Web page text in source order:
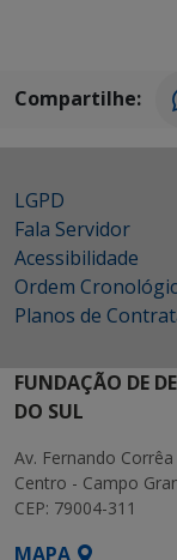
Compartilhe:
LGPD
Fala Servidor
Acessibilidade
Ordem
Planos de
FUNDAÇÃO DE
DO SUL
Av. Fernando
Centro - Campo
CEP: 79004-311
MAPA